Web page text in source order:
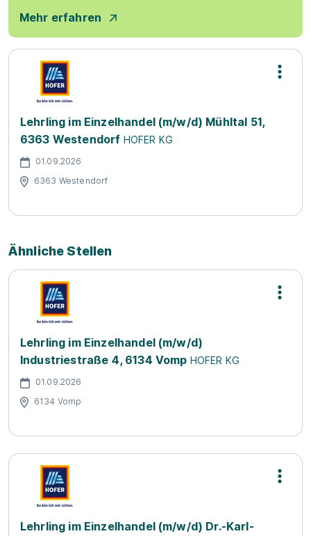
Mehr erfahren
Lehrling im Einzelhandel (m/w/d) Mühltal 51,
6363 Westendorf HOFER KG
01.09.2026
6363 Westendorf
Ähnliche Stellen
Lehrling im Einzelhandel (m/w/d)
Industriestraße 4, 6134 Vomp HOFER KG
01.09.2026
6134 Vomp
Lehrling im Einzelhandel (m/w/d) Dr.-Karl-